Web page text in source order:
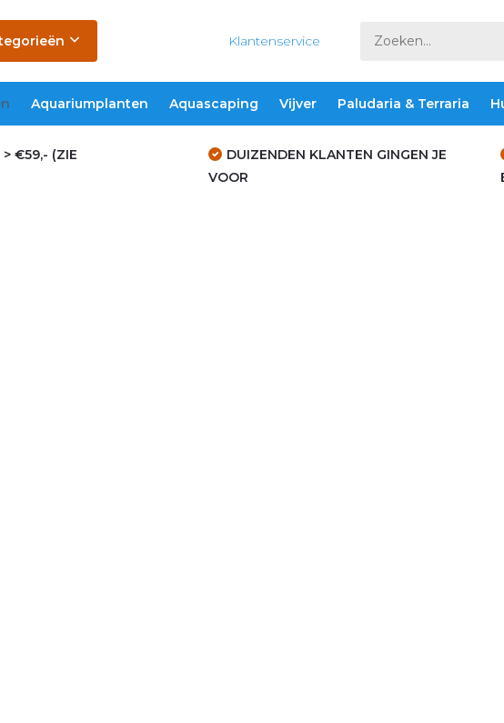
Klantenservice
Aquariumplanten Aquascaping Vijver Paludaria & Terraria
> €59,- (ZIE
DUIZENDEN KLANTEN GINGEN JE
VOOR